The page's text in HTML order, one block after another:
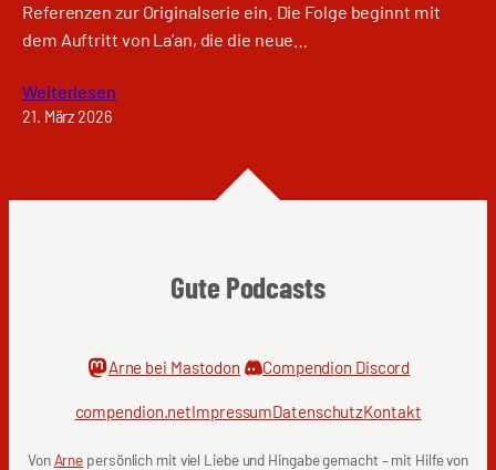
Referenzen zur Originalserie ein. Die Folge beginnt mit
dem Auftritt von La’an, die die neue…
Weiterlesen
21. März 2026
Gute Podcasts
Arne bei Mastodon Compendion Discord
compendion.netImpressumDatenschutzKontakt
VonArne persönlich mit viel Liebe und Hingabe gemacht – mit Hilfe von